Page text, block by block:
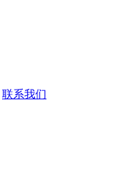
联系我们